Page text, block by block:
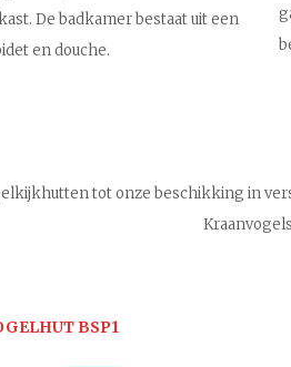
De badkamer bestaat uit een
en douche.
tot onze beschikking in
BSP1